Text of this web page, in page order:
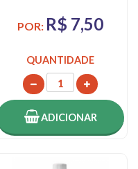
POR: R$ 7,50
QUANTIDADE
ADICIONAR